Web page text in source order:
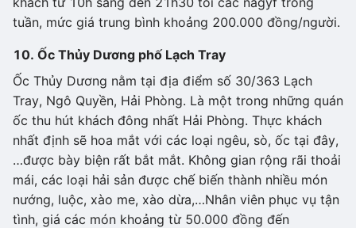
tuần, mức giá trung bình khoảng 200.000 đồng/người.
10. Ốc Thủy Dương phố Lạch Tray
Ốc Thủy Dương nằm tại địa điểm số 30/363 Lạch
Tray, Ngô Quyền, Hải Phòng. Là một trong những quán
ốc thu hút khách đông nhất Hải Phòng. Thực khách
nhất định sẽ hoa mắt với các loại ngêu, sò, ốc tại đây,
…được bày biện rất bắt mắt. Không gian rộng rãi thoải
mái, các loại hải sản được chế biến thành nhiều món
nướng, luộc, xào me, xào dừa,…Nhân viên phục vụ tận
tình, giá các món khoảng từ 50.000 đồng đến